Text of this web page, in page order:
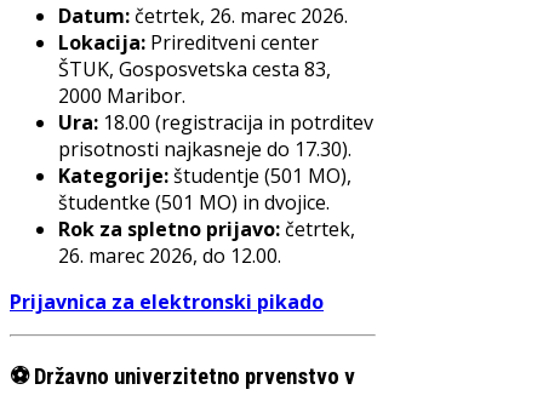
Datum: četrtek, 26. marec 2026.
Lokacija: Prireditveni center
ŠTUK, Gosposvetska cesta 83,
2000 Maribor.
Ura: 18.00 (registracija in potrditev
prisotnosti najkasneje do 17.30).
Kategorije:študentje (501 MO),
študentke (501 MO) in dvojice.
Rok za spletno prijavo: četrtek,
26. marec 2026, do 12.00.
Prijavnica za elektronski pikado
⚽ Državno univerzitetno prvenstvo v